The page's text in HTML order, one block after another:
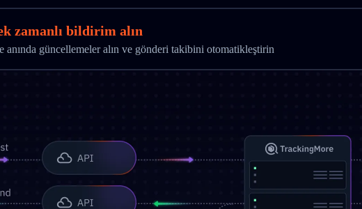
zamanlı bildirim alın
güncellemeler alın ve gönderi takibini otomatikleştirin